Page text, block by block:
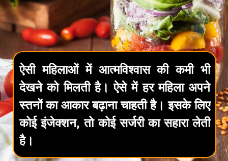
ऐसी महिलाओं में आत्मविश्वास की कमी भी
देखने को मिलती है। ऐसे में हर महिला अपने
स्तनों का आकार बढ़ाना चाहती है। इसके लिए
कोई इंजेक्शन, तो कोई सर्जरी का सहारा लेती
है।